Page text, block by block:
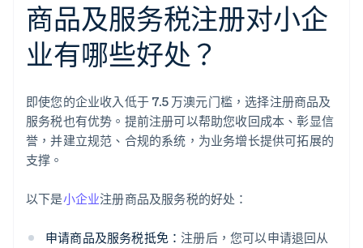
商品及服务税注册对小企
业有哪些好处？
即使您的企业收入低于 7.5 万澳元门槛，选择注册商品及
服务税也有优势。提前注册可以帮助您收回成本、彰显信
誉，并建立规范、合规的系统，为业务增长提供可拓展的
支撑。
以下是小企业注册商品及服务税的好处：
申请商品及服务税抵免：注册后，您可以申请退回从